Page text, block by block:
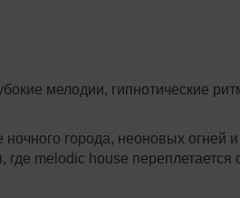
мелодии, гипнотические
города, неоновых огней и
где melodic house переплетается